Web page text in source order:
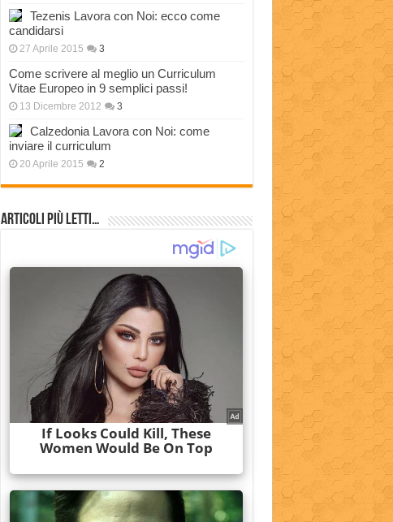
Tezenis Lavora con Noi: ecco come
candidarsi
27 Aprile 2015 3
Come scrivere al meglio un Curriculum
Vitae Europeo in 9 semplici passi!
13 Dicembre 2012 3
Calzedonia Lavora con Noi: come
inviare il curriculum
20 Aprile 2015 2
Articoli più Letti…